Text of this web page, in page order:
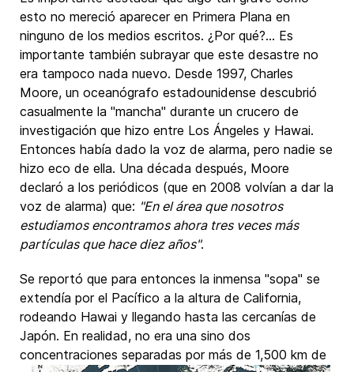
esto no mereció aparecer en Primera Plana en
ninguno de los medios escritos. ¿Por qué?... Es
importante también subrayar que este desastre no
era tampoco nada nuevo. Desde 1997, Charles
Moore, un oceanógrafo estadounidense descubrió
casualmente la "mancha" durante un crucero de
investigación que hizo entre Los Ángeles y Hawai.
Entonces había dado la voz de alarma, pero nadie se
hizo eco de ella. Una década después, Moore
declaró a los periódicos (que en 2008 volvían a dar la
voz de alarma) que: "En el área que nosotros
estudiamos encontramos ahora tres veces más
partículas que hace diez años".
Se reportó que para entonces la inmensa "sopa" se
extendía por el Pacífico a la altura de California,
rodeando Hawai y llegando hasta las cercanías de
Japón. En realidad, no era una sino dos
concentraciones separadas por más de 1,500 km de